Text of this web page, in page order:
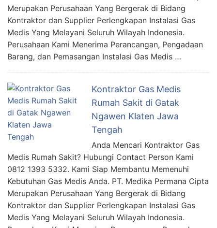
Merupakan Perusahaan Yang Bergerak di Bidang
Kontraktor dan Supplier Perlengkapan Instalasi Gas
Medis Yang Melayani Seluruh Wilayah Indonesia.
Perusahaan Kami Menerima Perancangan, Pengadaan
Barang, dan Pemasangan Instalasi Gas Medis …
Kontraktor Gas Medis
Rumah Sakit di Gatak
Ngawen Klaten Jawa
Tengah
Anda Mencari Kontraktor Gas
Medis Rumah Sakit? Hubungi Contact Person Kami
0812 1393 5332. Kami Siap Membantu Memenuhi
Kebutuhan Gas Medis Anda. PT. Medika Permana Cipta
Merupakan Perusahaan Yang Bergerak di Bidang
Kontraktor dan Supplier Perlengkapan Instalasi Gas
Medis Yang Melayani Seluruh Wilayah Indonesia.